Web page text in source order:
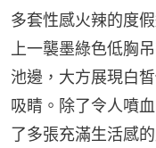
多套性感火辣的度
上一襲墨綠色低胸
池邊，大方展現白
吸睛。除了令人噴
了多張充滿生活感